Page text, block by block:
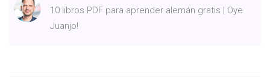
10 libros PDF para aprender alemán gratis | Oye
Juanjo!